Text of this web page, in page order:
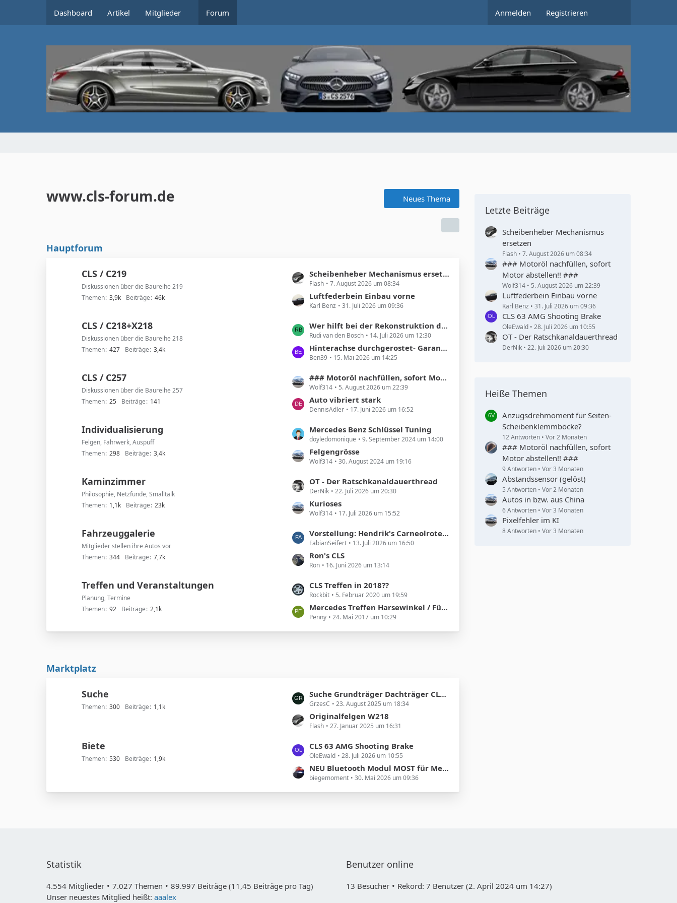
Dashboard Artikel Mitglieder Forum Anmelden Registrieren
www.cls-forum.de Neues Thema
Hauptforum
CLS / C219
Diskussionen über die Baureihe 219
Themen 3,9k Beiträge 46k
L
e
t
z
e
e
r
g
Scheibenheber Mechanismus ersetzen
Flash 7. August 2026 um 08:34
Luftfederbein Einbau vorne
Karl Benz 31. Juli 2026 um 09:36
CLS / C218+X218
Diskussionen über die Baureihe 218
Themen 427 Beiträge 3,4k
L
e
t
z
e
e
r
g
Wer hilft bei der Rekonstruktion der Produktionszahlen des Mercedes X218 Shooting Brake?
Rudi van den Bosch 14. Juli 2026 um 12:30
Hinterachse durchgerostet- Garantie?
Ben39 15. Mai 2026 um 14:25
CLS / C257
Diskussionen über die Baureihe 257
Themen 25 Beiträge 141
L
e
t
z
e
e
r
g
### Motoröl nachfüllen, sofort Motor abstellen!! ###
Wolf314 5. August 2026 um 22:39
Auto vibriert stark
DennisAdler 17. Juni 2026 um 16:52
Individualisierung
Felgen, Fahrwerk, Auspuff
Themen 298 Beiträge 3,4k
L
e
t
z
e
e
r
g
Mercedes Benz Schlüssel Tuning
doyledomonique 9. September 2024 um 14:00
Felgengrösse
Wolf314 30. August 2024 um 19:16
Kaminzimmer
Philosophie, Netzfunde, Smalltalk
Themen 1,1k Beiträge 23k
L
e
t
z
e
e
r
g
OT - Der Ratschkanaldauerthread
DerNik 22. Juli 2026 um 20:30
Kurioses
Wolf314 17. Juli 2026 um 15:52
Fahrzeuggalerie
Mitglieder stellen ihre Autos vor
Themen 344 Beiträge 7,7k
L
e
t
z
e
e
t
Vorstellung: Hendrik's Carneolroter CLS 300
FabianSeifert 13. Juli 2026 um 16:50
Ron's CLS
Ron 16. Juni 2026 um 13:14
Treffen und Veranstaltungen
Planung, Termine
Themen 92 Beiträge 2,1k
L
e
t
z
t
r
ä
g
e
CLS Treffen in 2018??
Rockbit 5. Februar 2020 um 19:59
Mercedes Treffen Harsewinkel / Füchtorf am 01. Juli 2017 – 2. meet and greet a star
Penny 24. Mai 2017 um 10:29
Marktplatz
Suche
Themen 300 Beiträge 1,1k
L
e
t
z
e
e
t
Suche Grundträger Dachträger CLS Shooting Brake
GrzesC 23. August 2025 um 18:34
Originalfelgen W218
Flash 27. Januar 2025 um 16:31
Biete
Themen 530 Beiträge 1,9k
L
e
z
t
e
CLS 63 AMG Shooting Brake
OleEwald 28. Juli 2026 um 10:55
NEU Bluetooth Modul MOST für Mercedes COMAND NTG1 und 2
biegemoment 30. Mai 2026 um 09:36
Letzte Beiträge
Scheibenheber Mechanismus
ersetzen
Flash 7. August 2026 um 08:34
### Motoröl nachfüllen, sofort
Motor abstellen!! ###
Wolf314 5. August 2026 um 22:39
Luftfederbein Einbau vorne
Karl Benz 31. Juli 2026 um 09:36
CLS 63 AMG Shooting Brake
OleEwald 28. Juli 2026 um 10:55
OT - Der Ratschkanaldauerthread
DerNik 22. Juli 2026 um 20:30
Heiße Themen
Anzugsdrehmoment für Seiten-
Scheibenklemmböcke?
12 Antworten Vor 2 Monaten
### Motoröl nachfüllen, sofort
Motor abstellen!! ###
9 Antworten Vor 3 Monaten
Abstandssensor (gelöst)
5 Antworten Vor 2 Monaten
Autos in bzw. aus China
6 Antworten Vor 3 Monaten
Pixelfehler im KI
8 Antworten Vor 3 Monaten
Statistik
4.554 Mitglieder 7.027 Themen
89.997 Beiträge (11,45 Beiträge pro Tag)
Unser neuestes Mitglied heißt: aaalex
Benutzer online
13 Besucher Rekord: 7 Benutzer (2. April 2024 um 14:27)